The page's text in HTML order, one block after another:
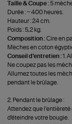
Taille & Coupe :5
Durée : ~ 400 heures.
Hauteur : 24 cm.
Poids : 5,2 kg.
Composition :Cire en
Mèches en coton
Conseil d'entretien :1.
Ne coupez pas les
Allumez toutes les
pendant le brûlage.
2. Pendant le brûlage :
Attendez que
d'éteindre votre bougie.